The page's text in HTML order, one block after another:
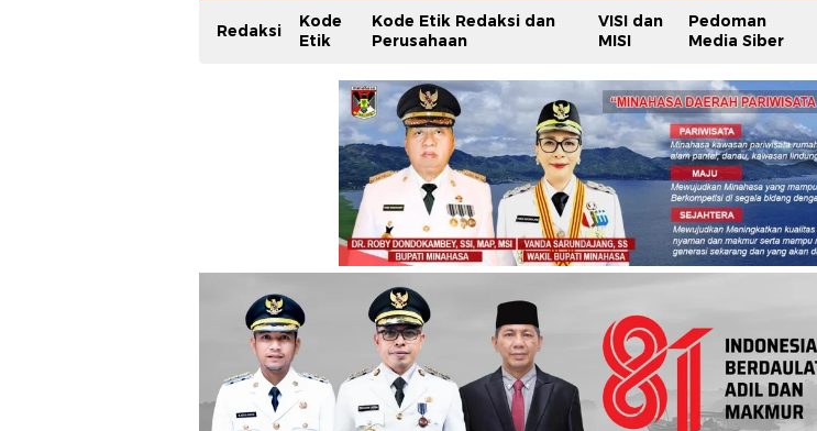
Redaksi
Kode
Etik
Kode Etik Redaksi dan
Perusahaan
VISI dan
MISI
Pedoman
Media Siber